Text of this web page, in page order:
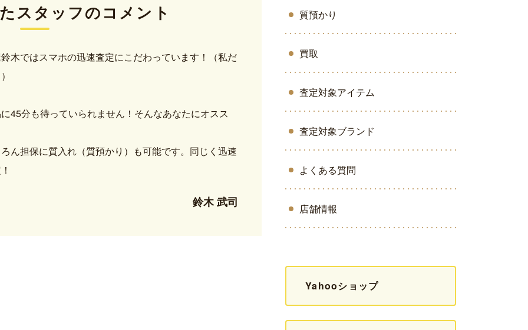
スタッフのコメント
木ではスマホの迅速査定にこだわっています！（私だ
45分も待っていられません！そんなあなたにオスス
ん担保に質入れ（質預かり）も可能です。同じく迅速
鈴木 武司
質預かり
買取
査定対象アイテム
査定対象ブランド
よくある質問
店舗情報
Yahooショップ